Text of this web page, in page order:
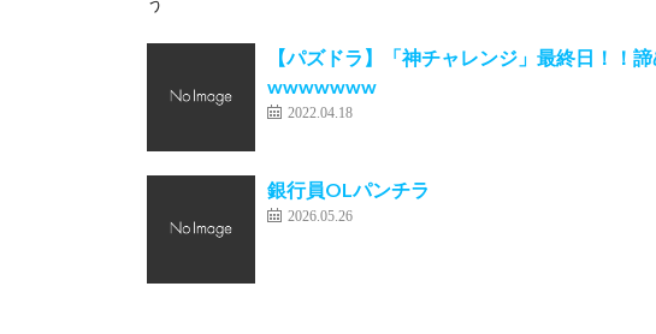
【パズドラ】「神チャレンジ」最終日！！
wwwwwww
2022.04.18
銀行員OLパンチラ
2026.05.26